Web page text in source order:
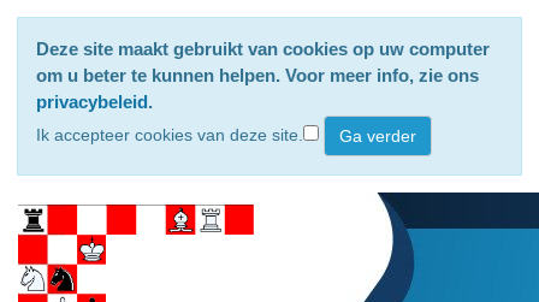
Deze site maakt gebruikt van cookies op uw computer
om u beter te kunnen helpen. Voor meer info, zie ons
privacybeleid.
Ik accepteer cookies van deze site.